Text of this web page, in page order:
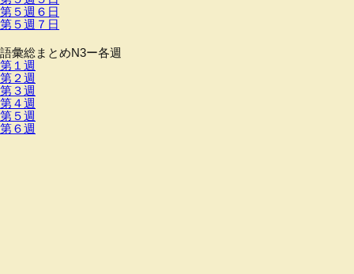
第５週６日
第５週７日
語彙総まとめN3ー各週
第１週
第２週
第３週
第４週
第５週
第６週